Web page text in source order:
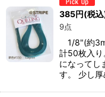
並び順:
385円(税
9点
1/8"(約
計50枚入り
になって
す。 少し